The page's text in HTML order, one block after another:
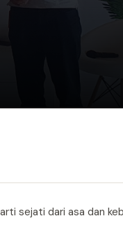
sejati dari asa dan